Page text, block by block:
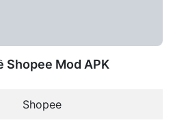
Shopee Mod APK
Shopee